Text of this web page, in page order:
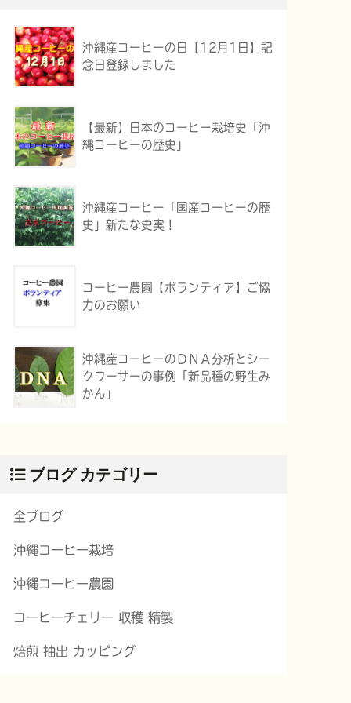
沖縄産コーヒーの日【12月1日】記
念日登録しました
【最新】日本のコーヒー栽培史「沖
縄コーヒーの歴史」
沖縄産コーヒー「国産コーヒーの歴
史」新たな史実！
コーヒー農園【ボランティア】ご協
力のお願い
沖縄産コーヒーのＤＮＡ分析とシー
クワーサーの事例「新品種の野生み
かん」
ブログ カテゴリー
全ブログ
沖縄コーヒー栽培
沖縄コーヒー農園
コーヒーチェリー 収穫 精製
焙煎 抽出 カッピング